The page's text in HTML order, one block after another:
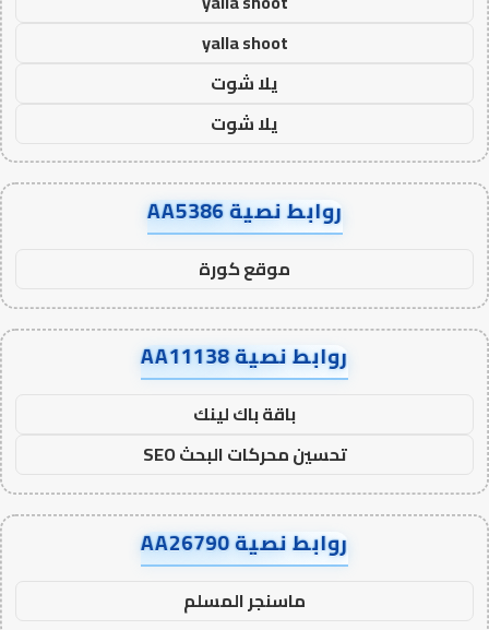
yalla shoot
يلا شوت
يلا شوت
روابط نصية AA5386
موقع كورة
روابط نصية AA11138
باقة باك لينك
تحسين محركات البحث SEO
روابط نصية AA26790
ماسنجر المسلم